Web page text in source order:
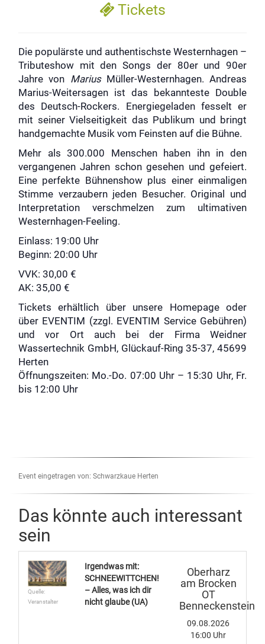
Tickets
Die populärste und authentischste Westernhagen –
Tributeshow mit den Songs der 80er und 90er
Jahre von Marius Müller-Westernhagen. Andreas
Marius-Weitersagen ist das bekannteste Double
des Deutsch-Rockers. Energiegeladen fesselt er
mit seiner Vielseitigkeit das Publikum und bringt
handgemachte Musik vom Feinsten auf die Bühne.
Mehr als 300.000 Menschen haben ihn in den
vergangenen Jahren schon gesehen und gefeiert.
Eine perfekte Bühnenshow plus einer einmaligen
Stimme verzaubern jeden Besucher. Original und
Interpretation verschmelzen zum ultimativen
Westernhagen-Feeling.
Einlass: 19:00 Uhr
Beginn: 20:00 Uhr
VVK: 30,00 €
AK: 35,00 €
Tickets
erhältlich über unsere Homepage oder
über EVENTIM (zzgl. EVENTIM Service Gebühren)
und vor Ort auch
bei der Firma Weidner
Wassertechnik GmbH, Glückauf-Ring 35-37, 45699
Herten
Öffnungszeiten: Mo.-Do. 07:00 Uhr – 15:30 Uhr, Fr.
bis 12:00 Uhr
Event eingetragen von: Schwarzkaue Herten
Das könnte auch interessant
sein
Quelle:
Veranstalter
Irgendwas mit:
SCHNEEWITTCHEN!
– Alles, was ich dir
nicht glaube (UA)
Oberharz
am Brocken
OT
Benneckenstein
09.08.2026
16:00 Uhr